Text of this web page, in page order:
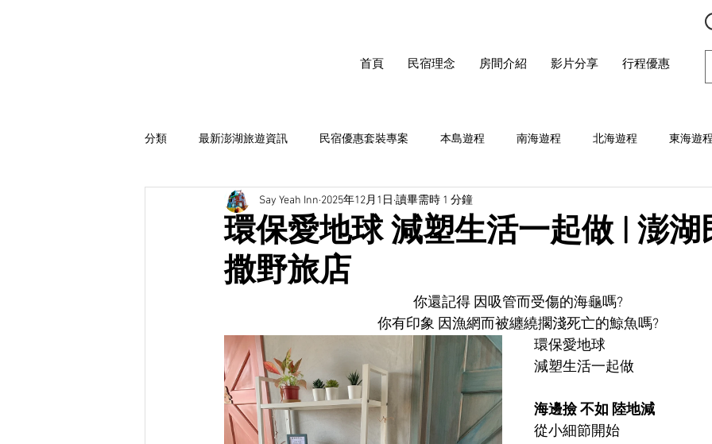
首頁 民宿理念 房間介紹 影片分享 行程優惠
分類 最新澎湖旅遊資訊 民宿優惠套裝專案 本島遊程 南海遊程 北海遊程 東海遊
撒野一家
環保愛地球 減塑生活一起做 | 澎湖
撒野旅店
Say Yeah Inn 2025年12月1日 讀畢需時 1 分鐘
你還記得 因吸管而受傷的海龜嗎?
你有印象 因漁網而被纏繞擱淺死亡的鯨魚嗎?
環保愛地球
減塑生活一起做
海邊撿 不如 陸地減
從小細節開始